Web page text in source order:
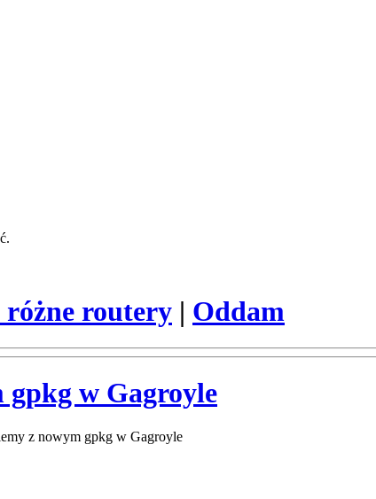
różne routery | Oddam
gpkg w Gagroyle
z nowym gpkg w Gagroyle